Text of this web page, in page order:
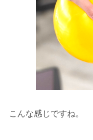
こんな感じですね。